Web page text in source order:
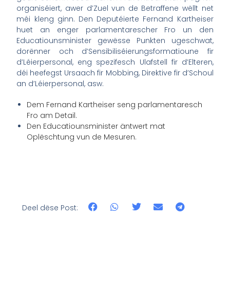
organiséiert, awer d’Zuel vun de Betraffene wëllt net
méi kleng ginn. Den Deputéierte Fernand Kartheiser
huet an enger parlamentarescher Fro un den
Educatiounsminister gewësse Punkten ugeschwat,
dorënner och d’Sensibiliséierungsformatioune fir
d’Léierpersonal, eng spezifesch Ulafstell fir d’Elteren,
déi heefegst Ursaach fir Mobbing, Direktive fir d’Schoul
an d’Léierpersonal, asw.
Dem Fernand Kartheiser seng parlamentaresch
Fro am Detail.
Den Educatiounsminister äntwert mat
Oplëschtung vun de Mesuren.
Deel dëse Post: